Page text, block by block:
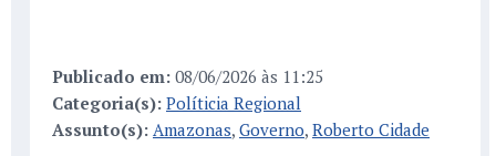
Publicado em: 08/06/2026 às 11:25
Categoria(s): Políticia Regional
Assunto(s): Amazonas, Governo, Roberto Cidade